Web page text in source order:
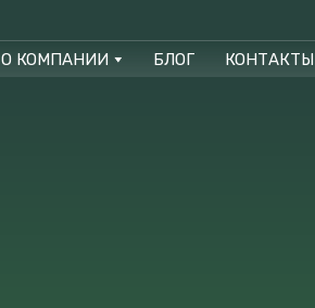
О КОМПАНИИ БЛОГ КОНТАКТЫ